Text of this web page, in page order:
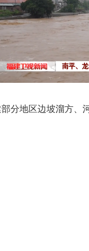
分地区边坡溜方、